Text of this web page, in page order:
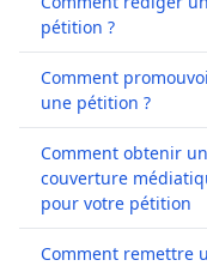
pétition ?
Comment
une pétition ?
Comment obtenir
couverture
pour votre pétition
Comment remettre